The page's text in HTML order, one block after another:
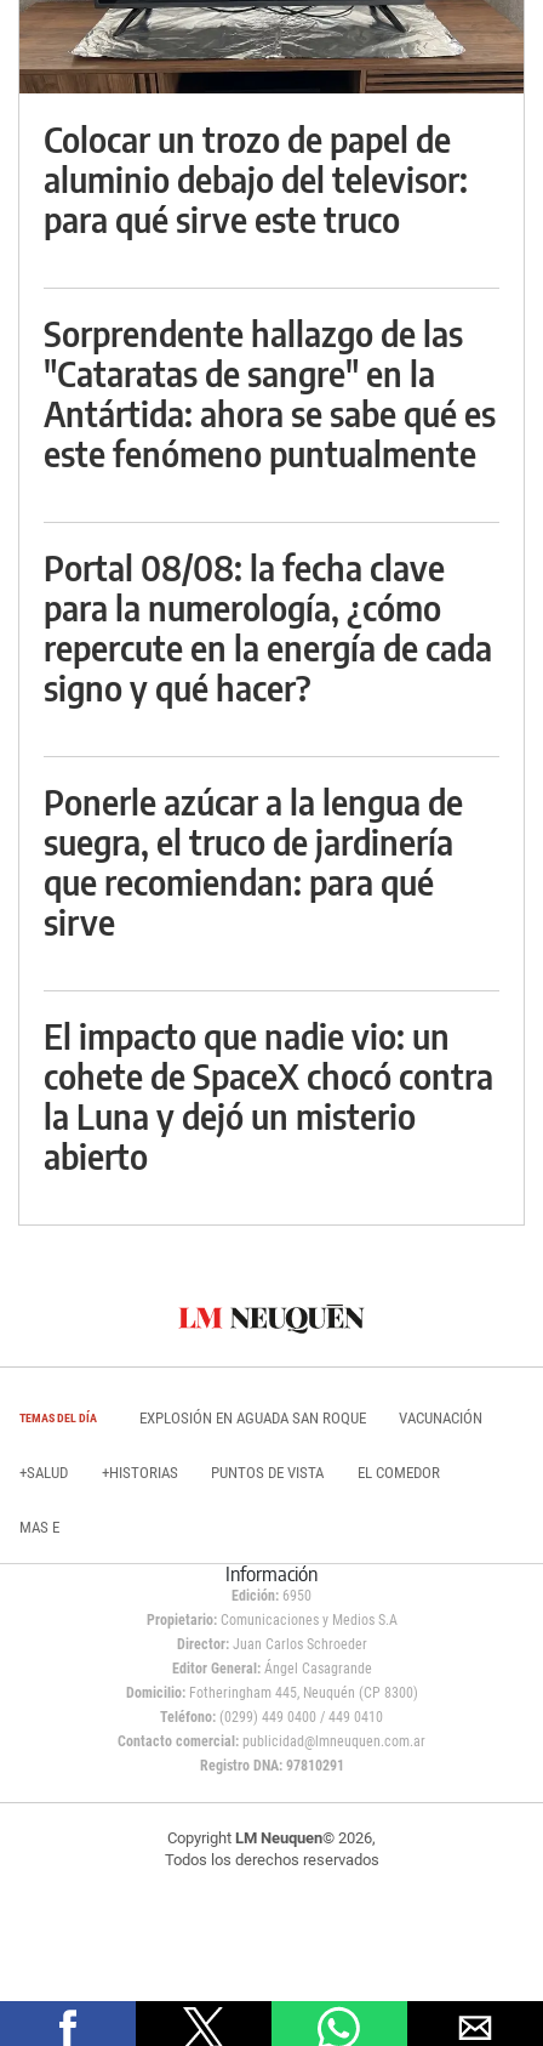
Colocar un trozo de papel de
aluminio debajo del televisor:
para qué sirve este truco
Sorprendente hallazgo de las
"Cataratas de sangre" en la
Antártida: ahora se sabe qué es
este fenómeno puntualmente
Portal 08/08: la fecha clave
para la numerología, ¿cómo
repercute en la energía de cada
signo y qué hacer?
Ponerle azúcar a la lengua de
suegra, el truco de jardinería
que recomiendan: para qué
sirve
El impacto que nadie vio: un
cohete de SpaceX chocó contra
la Luna y dejó un misterio
abierto
TEMAS DEL DÍA EXPLOSIÓN EN AGUADA SAN ROQUE VACUNACIÓN
+SALUD +HISTORIAS PUNTOS DE VISTA EL COMEDOR
MAS E
Información
Edición: 6950
Propietario:Comunicaciones y Medios S.A
Director: Juan Carlos Schroeder
Editor General:Ángel Casagrande
Domicilio:Fotheringham 445, Neuquén (CP 8300)
Teléfono: (0299) 449 0400 / 449 0410
Contacto comercial: publicidad@lmneuquen.com.ar
Registro DNA: 97810291
Copyright LM Neuquen© 2026,
Todos los derechos reservados